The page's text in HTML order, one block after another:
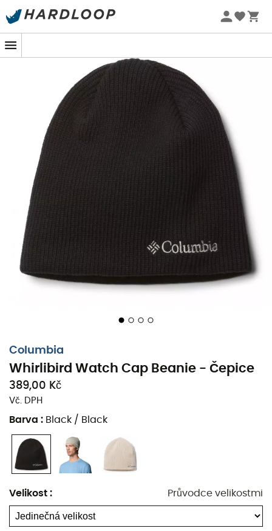
Letní akce 🔥 -5 % EXTRA při nákupu 2 produktů* s kódem
Columbia
Whirlibird Watch Cap Beanie - Čepice
389,00 Kč
Vč. DPH
Barva : Black / Black
Velikost : Průvodce velikostmi